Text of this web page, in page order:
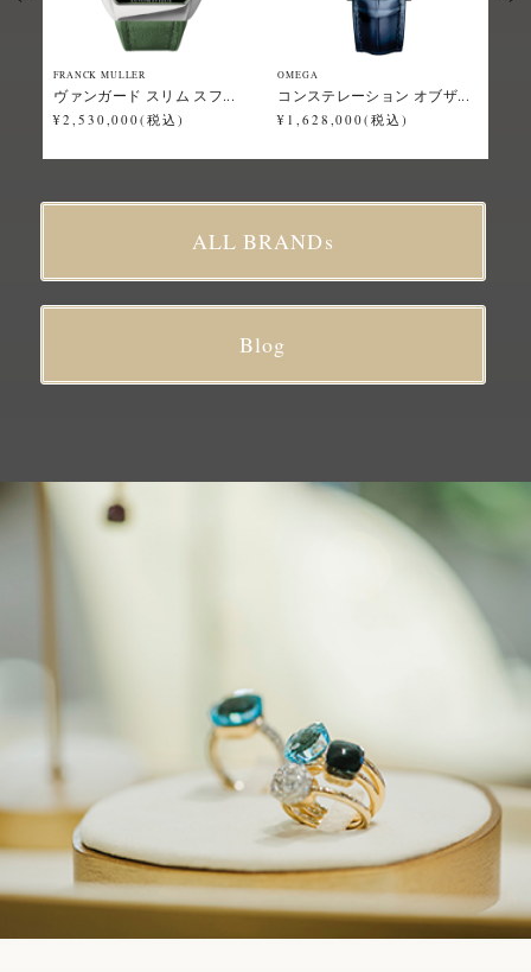
FRANCK MULLER
ヴァンガード スリム スフ...
¥2,530,000(税込)
OMEGA
コンステレーション オブザ...
¥1,628,000(税込)
ALL BRANDs
Blog